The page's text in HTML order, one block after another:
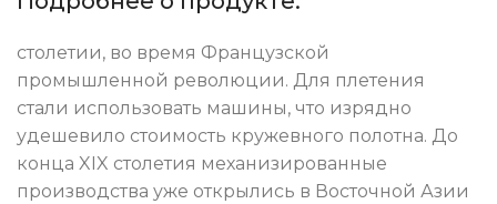
столетии, во время Французской
промышленной революции. Для плетения
стали использовать машины, что изрядно
удешевило стоимость кружевного полотна. До
конца XIX столетия механизированные
производства уже открылись в Восточной Азии